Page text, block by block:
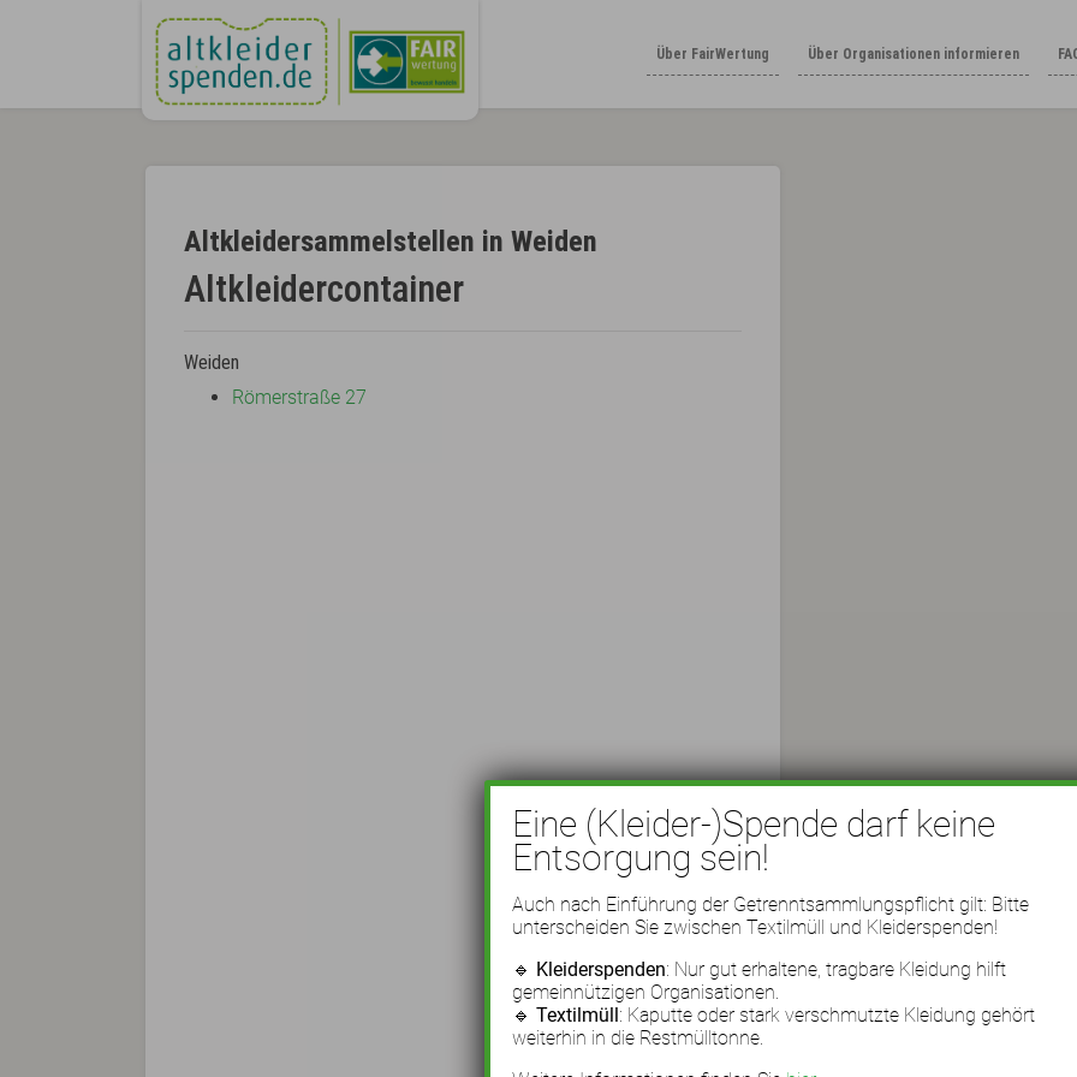
Über FairWertung Über Organisationen informieren
Altkleidersammelstellen in Weiden
Altkleidercontainer
Weiden
Römerstraße 27
Eine (Kleider-)Spende darf keine
Entsorgung sein!
Auch nach Einführung der Getrenntsammlungspflicht gilt: Bitte
unterscheiden Sie zwischen Textilmüll und Kleiderspenden!
🔹 Kleiderspenden: Nur gut erhaltene, tragbare Kleidung hilft
gemeinnützigen Organisationen.
🔹Textilmüll: Kaputte oder stark verschmutzte Kleidung gehört
weiterhin in die Restmülltonne.